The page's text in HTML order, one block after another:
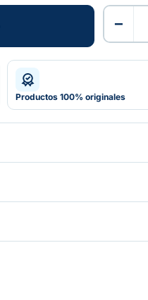
50 ML
−
Productos 100% originales